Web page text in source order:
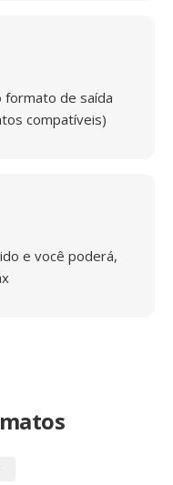
formato de saída
compatíveis)
e você poderá,